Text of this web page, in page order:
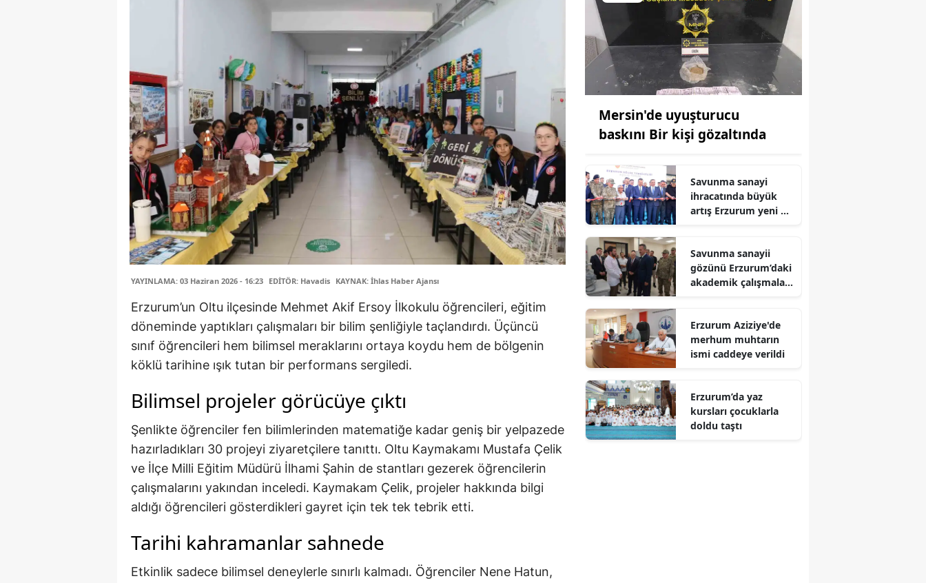
YAYINLAMA: 03 Haziran 2026 - 16:23 EDİTÖR: Havadis KAYNAK: İhlas Haber Ajansı
Erzurum’un Oltu ilçesinde Mehmet Akif Ersoy İlkokulu öğrencileri, eğitim
döneminde yaptıkları çalışmaları bir bilim şenliğiyle taçlandırdı. Üçüncü
sınıf öğrencileri hem bilimsel meraklarını ortaya koydu hem de bölgenin
köklü tarihine ışık tutan bir performans sergiledi.
Bilimsel projeler görücüye çıktı
Şenlikte öğrenciler fen bilimlerinden matematiğe kadar geniş bir yelpazede
hazırladıkları 30 projeyi ziyaretçilere tanıttı. Oltu Kaymakamı Mustafa Çelik
ve İlçe Milli Eğitim Müdürü İlhami Şahin de stantları gezerek öğrencilerin
çalışmalarını yakından inceledi. Kaymakam Çelik, projeler hakkında bilgi
aldığı öğrencileri gösterdikleri gayret için tek tek tebrik etti.
Tarihi kahramanlar sahnede
Etkinlik sadece bilimsel deneylerle sınırlı kalmadı. Öğrenciler Nene Hatun,
Mersin'de uyuşturucu
baskını Bir kişi gözaltında
Savunma sanayi
ihracatında büyük
artış Erzurum yeni üs
Savunma sanayii
gözünü Erzurum’daki
akademik çalışmalara
Erzurum Aziziye'de
merhum muhtarın
ismi caddeye verildi
Erzurum’da yaz
kursları çocuklarla
doldu taştı